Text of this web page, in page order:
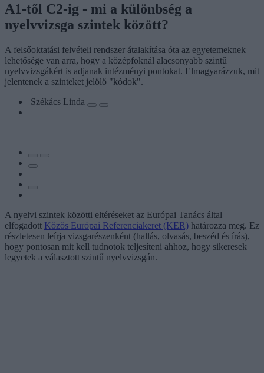
A1-től C2-ig - mi a különbség a
nyelvvizsga szintek között?
A felsőoktatási felvételi rendszer átalakítása óta az egyetemeknek
lehetősége van arra, hogy a középfoknál alacsonyabb szintű
nyelvvizsgákért is adjanak intézményi pontokat. Elmagyarázzuk, mit
jelentenek a szinteket jelölő "kódok".
Székács Linda
A nyelvi szintek közötti eltéréseket az Európai Tanács által
elfogadott Közös Európai Referenciakeret (KER) határozza meg. Ez
részletesen leírja vizsgarészenként (hallás, olvasás, beszéd és írás),
hogy pontosan mit kell tudnotok teljesíteni ahhoz, hogy sikeresek
legyetek a választott szintű nyelvvizsgán.